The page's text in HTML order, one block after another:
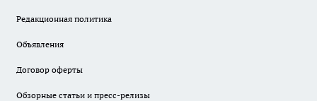
Редакционная политика
Объявления
Договор оферты
Обзорные статьи и пресс-релизы